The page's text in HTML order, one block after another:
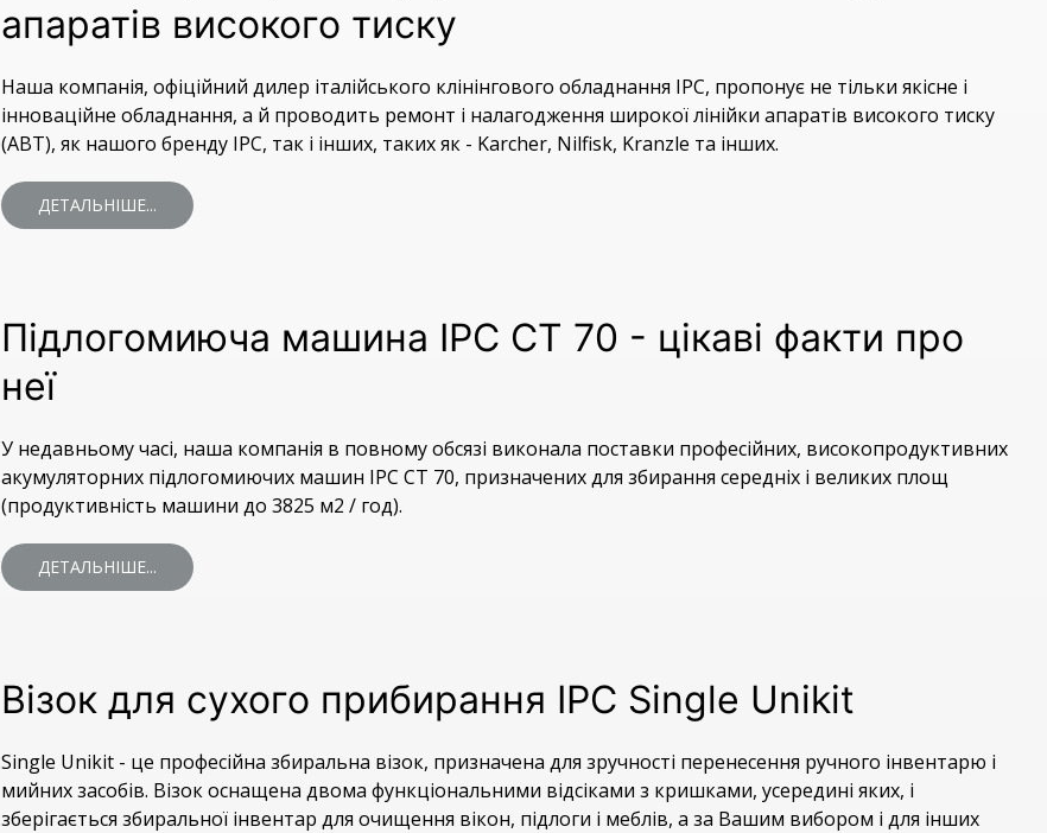
апаратів високого тиску
Наша компанія, офіційний дилер італійського клінінгового обладнання IPC, пропонує не тільки якісне і
інноваційне обладнання, а й проводить ремонт і налагодження широкої лінійки апаратів високого тиску
(АВТ), як нашого бренду IPC, так і інших, таких як - Karcher, Nilfisk, Kranzle та інших.
ДЕТАЛЬНІШЕ...
Підлогомиюча машина IPC CT 70 - цікаві факти про
неї
У недавньому часі, наша компанія в повному обсязі виконала поставки професійних, високопродуктивних
акумуляторних підлогомиючих машин IPC CT 70, призначених для збирання середніх і великих площ
(продуктивність машини до 3825 м2 / год).
ДЕТАЛЬНІШЕ...
Візок для сухого прибирання IPC Single Unikit
Single Unikit - це професійна збиральна візок, призначена для зручності перенесення ручного інвентарю і
мийних засобів. Візок оснащена двома функціональними відсіками з кришками, усередині яких, і
зберігається збиральної інвентар для очищення вікон, підлоги і меблів, а за Вашим вибором і для інших